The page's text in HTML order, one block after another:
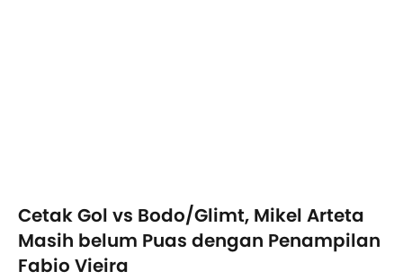
Cetak Gol vs Bodo/Glimt, Mikel Arteta
Masih belum Puas dengan Penampilan
Fabio Vieira